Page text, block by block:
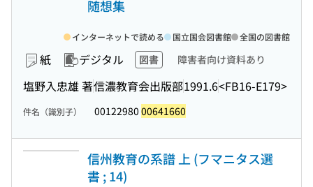
随想集
紙 デジタル 図書 障害者向け資料あり
塩野入忠雄 著信濃教育会出版部1991.6<FB16-E179>
インターネットで読める 国立国会図書館 全国の図書館
件名（識別子） 00122980 00641660
信州教育の系譜 上 (フマニタス選
書 ; 14)